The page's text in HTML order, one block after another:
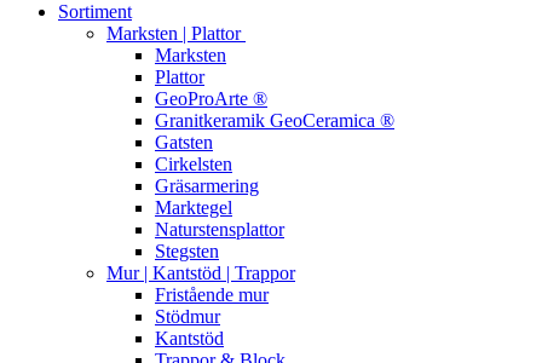
Sortiment
Marksten | Plattor
Marksten
Plattor
GeoProArte ®
Granitkeramik GeoCeramica ®
Gatsten
Cirkelsten
Gräsarmering
Marktegel
Naturstensplattor
Stegsten
Mur | Kantstöd | Trappor
Fristående mur
Stödmur
Kantstöd